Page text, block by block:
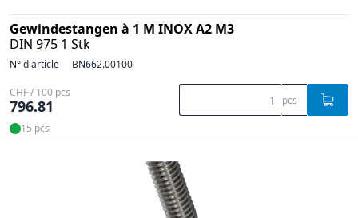
Gewindestangen à 1 M INOX A2 M3
DIN 975 1 Stk
N° d'article BN662.00100
CHF / 100 pcs
796.81 pcs
15 pcs